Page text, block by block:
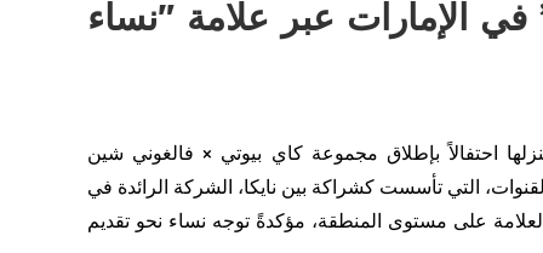
احتفالاً بإطلاق مجموعة كاي بيوتي × فالغوني شين
التي تأسست كشراكة بين نايكا، الشركة الرائدة في
على مستوى المنطقة، مؤكدةً توجه نساء نحو تقديم